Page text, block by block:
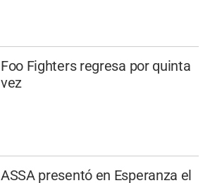
Foo Fighters regresa por quinta
vez
ASSA presentó en Esperanza el